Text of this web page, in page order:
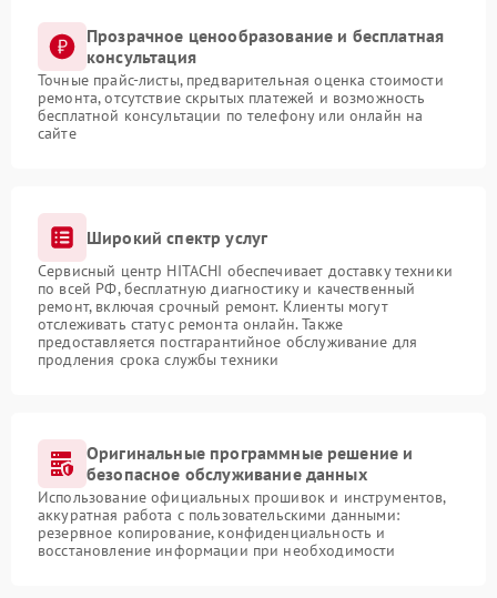
Прозрачное ценообразование и бесплатная
консультация
Точные прайс-листы, предварительная оценка стоимости
ремонта, отсутствие скрытых платежей и возможность
бесплатной консультации по телефону или онлайн на
сайте
Широкий спектр услуг
Сервисный центр HITACHI обеспечивает доставку техники
по всей РФ, бесплатную диагностику и качественный
ремонт, включая срочный ремонт. Клиенты могут
отслеживать статус ремонта онлайн. Также
предоставляется постгарантийное обслуживание для
продления срока службы техники
Оригинальные программные решение и
безопасное обслуживание данных
Использование официальных прошивок и инструментов,
аккуратная работа с пользовательскими данными:
резервное копирование, конфиденциальность и
восстановление информации при необходимости